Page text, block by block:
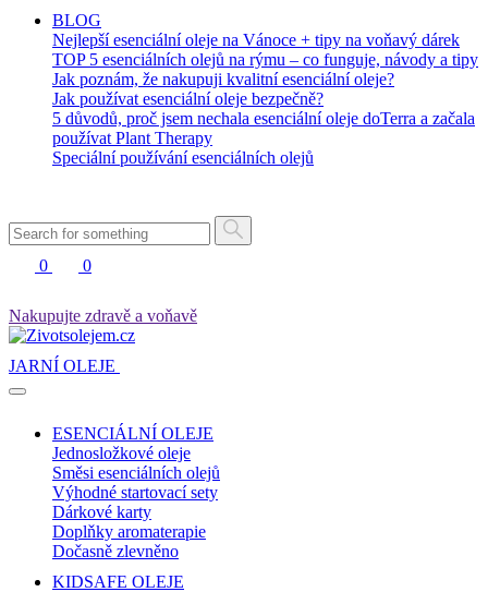
BLOG
Nejlepší esenciální oleje na Vánoce + tipy na voňavý dárek
TOP 5 esenciálních olejů na rýmu – co funguje, návody a tipy
Jak poznám, že nakupuji kvalitní esenciální oleje?
Jak používat esenciální oleje bezpečně?
5 důvodů, proč jsem nechala esenciální oleje doTerra a začala
používat Plant Therapy
Speciální používání esenciálních olejů
0 0
Nakupujte zdravě a voňavě
JARNÍ OLEJE
ESENCIÁLNÍ OLEJE
Jednosložkové oleje
Směsi esenciálních olejů
Výhodné startovací sety
Dárkové karty
Doplňky aromaterapie
Dočasně zlevněno
KIDSAFE OLEJE